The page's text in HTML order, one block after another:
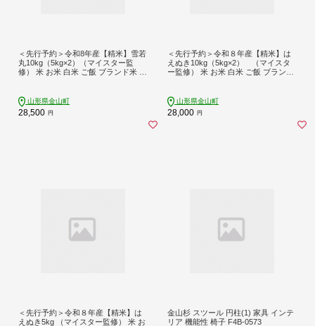
＜先行予約＞令和8年産【精米】雪若
丸10kg（5kg×2）（マイスター監
修） 米 お米 白米 ご飯 ブランド米 山
山形県金山町
28,500 円
＜先行予約＞令和８年産【精米】は
えぬき10kg（5kg×2） （マイスタ
ー監修） 米 お米 白米 ご飯 ブランド
山形県金山町
28,000 円
＜先行予約＞令和８年産【精米】は
えぬき5kg （マイスター監修） 米 お
金山杉 スツール 円柱(1) 家具 インテ
リア 機能性 椅子 F4B-0573